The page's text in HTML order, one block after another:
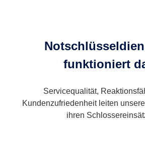
funktioniert
Servicequalität,
Kundenzufriedenheit leiten
ihren